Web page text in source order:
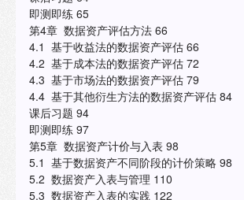
即测即练 65
第4章 数据资产评估方法 66
4.1 基于收益法的数据资产评估 66
4.2 基于成本法的数据资产评估 72
4.3 基于市场法的数据资产评估 79
4.4 基于其他衍生方法的数据资产评估 84
课后习题 94
即测即练 97
第5章 数据资产计价与入表 98
5.1 基于数据资产不同阶段的计价策略 98
5.2 数据资产入表与管理 110
5.3 数据资产入表的实践 122